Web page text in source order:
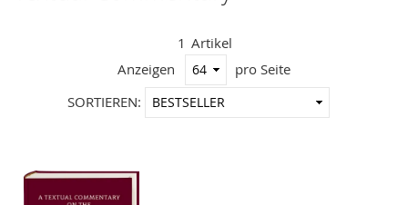
1 Artikel
Anzeigen
pro Seite
SORTIEREN: